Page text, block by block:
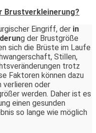
Brustverkleinerung?
Eingriff, der in
g der Brustgröße
sich die Brüste im Laufe
Stillen,
trotz
Faktoren können dazu
verlieren oder
werden. Daher ist es
einen gesunden
so lange wie möglich